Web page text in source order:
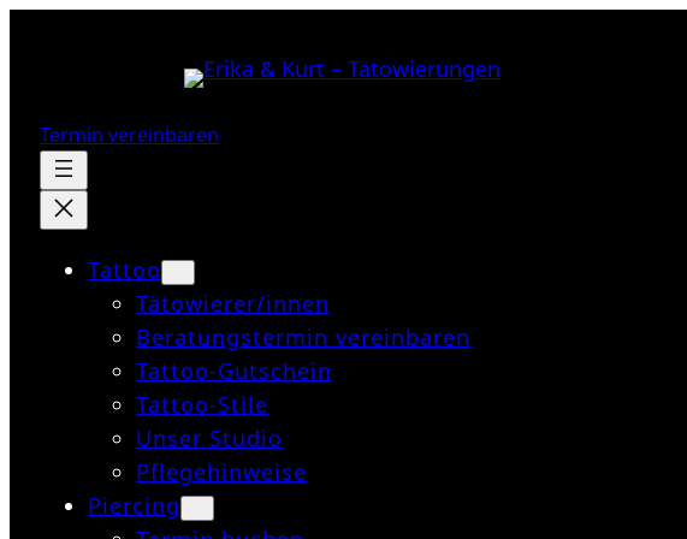
Termin vereinbaren
Tattoo
Tätowierer/innen
Beratungstermin vereinbaren
Tattoo-Gutschein
Tattoo-Stile
Unser Studio
Pflegehinweise
Piercing